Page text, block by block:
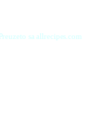
Preuzeto sa allrecipes.com